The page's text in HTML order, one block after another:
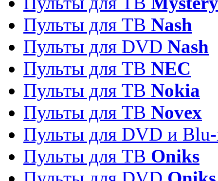
Пульты для ТВ Nash
Пульты для DVD Nash
Пульты для ТВ NEC
Пульты для ТВ Nokia
Пульты для ТВ Novex
Пульты для DVD и
Пульты для ТВ Oniks